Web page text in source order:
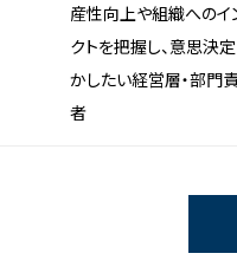
産性向上や組織へのイ
クトを把握し、意思決
かしたい経営層・部門
者